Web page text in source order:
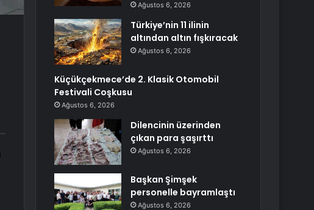
Ağustos 6, 2026
Türkiye’nin 11 ilinin
altından altın fışkıracak
Ağustos 6, 2026
Küçükçekmece’de 2. Klasik Otomobil
Festivali Coşkusu
Ağustos 6, 2026
Dilencinin üzerinden
çıkan para şaşırttı
Ağustos 6, 2026
Başkan Şimşek
personelle bayramlaştı
Ağustos 6, 2026